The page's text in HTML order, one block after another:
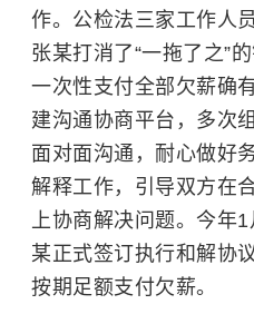
作。公检法三家工作人
张某打消了“一拖了之”
一次性支付全部欠薪确
建沟通协商平台，多次
面对面沟通，耐心做好
解释工作，引导双方在
上协商解决问题。 今年1
某正式签订执行和解协
按期足额支付欠薪。